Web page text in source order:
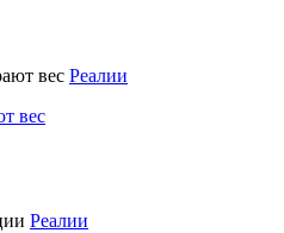
Реалии
вес
Реалии